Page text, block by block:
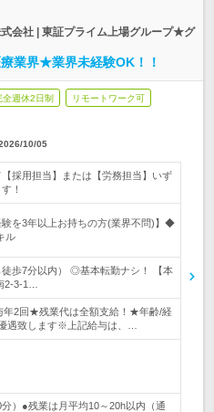
会社 | 東証プライム上場グループ★グ
業界★業界未経験OK！！
全週休2日制 リモートワーク可
10/05
採用担当】または【労務担当】いず
！
験を3年以上お持ちの方(業界不問)】◆
ル
歩7分以内） ◎基本転勤ナシ！ 【本
2-3-1…
年2回★残業代は全額支給！★年齢/経
遇致します※上記給与は、…
）●残業は月平均10～20h以内（通